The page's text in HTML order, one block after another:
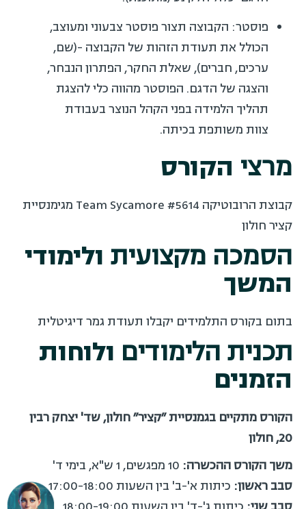
פוסטר: הקבוצה תצור פוסטר צבעוני ומעוצב,
הכולל את תעודת הזהות של הקבוצה -(שם,
ערכים, חברים), שאלת החקר, הפתרון הנבחר,
והצגה של הדגם. הפוסטר מהווה כלי להצגת
תהליך הלמידה בפני הקהל הנוצר בעבודת
צוות משותפת בכיתה.
מרצי הקורס
קבוצת הרובוטיקה Team Sycamore #5614 מגימנסיית
קציר חולון
הסמכה מקצועית ולימודי
המשך
בתום בקורס התלמידים יקבלו תעודת גמר דיגיטלית
תכנית הלימודים ולוחות
הזמנים
הקורס מתקיים בגמנסיית ״קציר״ חולון, שד' יצחק רבין
20, חולון
משך הקורס ההכשרה:
סבב ראשון: כיתות א'-ב' בין השעות 17:00-18:00